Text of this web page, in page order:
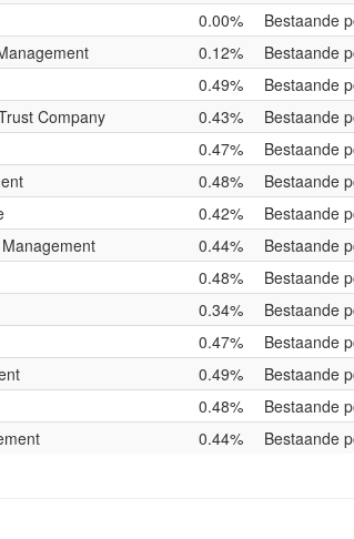
0.00%
Bestaande
0.12%
Bestaande
0.49%
Bestaande
Company 0.43%
Bestaande
0.47%
Bestaande
0.48%
Bestaande
0.42%
Bestaande
0.44%
Bestaande
0.48%
Bestaande
0.34%
Bestaande
0.47%
Bestaande
0.49%
Bestaande
0.48%
Bestaande
0.44% Bestaande